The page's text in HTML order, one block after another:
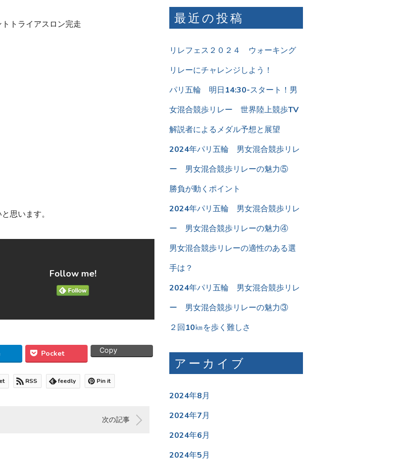
トライアスロン完走
思います。
Follow me!
Pocket Copy
RSS feedly Pin it
次の記事
最近の投稿
リレフェス２０２４ ウォーキング
リレーにチャレンジしよう！
パリ五輪 明日14:30-スタート！男
女混合競歩リレー 世界陸上競歩TV
解説者によるメダル予想と展望
2024年パリ五輪 男女混合競歩リレ
ー 男女混合競歩リレーの魅力⑤
勝負が動くポイント
2024年パリ五輪 男女混合競歩リレ
ー 男女混合競歩リレーの魅力④
男女混合競歩リレーの適性のある選
手は？
2024年パリ五輪 男女混合競歩リレ
ー 男女混合競歩リレーの魅力③
２回10㎞を歩く難しさ
アーカイブ
2024年8月
2024年7月
2024年6月
2024年5月